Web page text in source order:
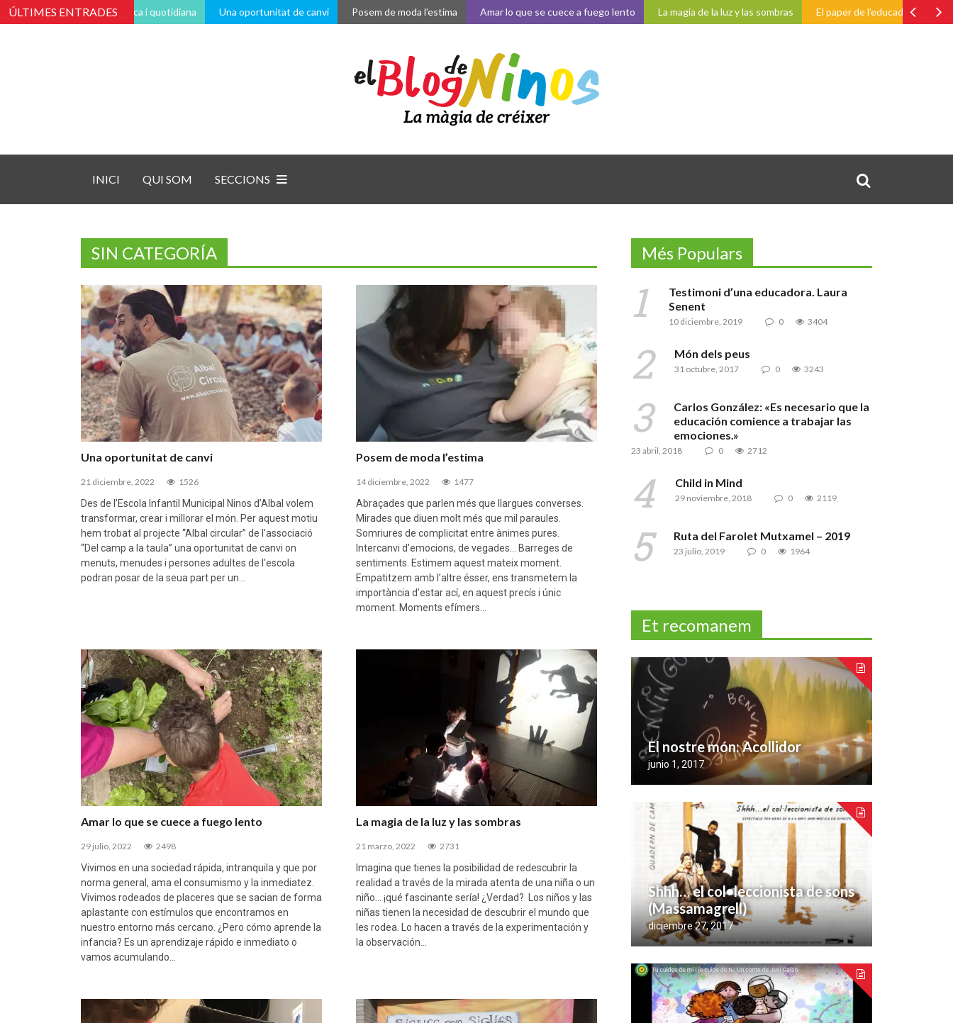
ÚLTIMES ENTRADES
de la vida pràctica i quotidiana Una oportunitat de canvi Posem de moda l’estima Amar lo que se cuece a fuego lento La magia de la luz y las sombras El paper de l’educador i l’educadora a
INICI QUI SOM SECCIONS
SIN CATEGORÍA
Una oportunitat de canvi
21 diciembre, 2022 1526
Des de l’Escola Infantil Municipal Ninos d’Albal volem
transformar, crear i millorar el món. Per aquest motiu
hem trobat al projecte “Albal circular” de l’associació
“Del camp a la taula” una oportunitat de canvi on
menuts, menudes i persones adultes de l’escola
podran posar de la seua part per un…
Posem de moda l’estima
14 diciembre, 2022 1477
Abraçades que parlen més que llargues converses.
Mirades que diuen molt més que mil paraules.
Somriures de complicitat entre ànimes pures.
Intercanvi d’emocions, de vegades… Barreges de
sentiments. Estimem aquest mateix moment.
Empatitzem amb l’altre ésser, ens transmetem la
importància d’estar ací, en aquest precís i únic
moment. Moments efímers…
Amar lo que se cuece a fuego lento
29 julio, 2022 2498
Vivimos en una sociedad rápida, intranquila y que por
norma general, ama el consumismo y la inmediatez.
Vivimos rodeados de placeres que se sacian de forma
aplastante con estímulos que encontramos en
nuestro entorno más cercano. ¿Pero cómo aprende la
infancia? Es un aprendizaje rápido e inmediato o
vamos acumulando…
La magia de la luz y las sombras
21 marzo, 2022 2731
Imagina que tienes la posibilidad de redescubrir la
realidad a través de la mirada atenta de una niña o un
niño… ¡qué fascinante sería! ¿Verdad? Los niños y las
niñas tienen la necesidad de descubrir el mundo que
les rodea. Lo hacen a través de la experimentación y
la observación…
ENTRADES
ANTIGUES
Més Populars
Testimoni d’una educadora. Laura
Senent
10 diciembre, 2019 0 3404
Món dels peus
31 octubre, 2017 0 3243
Carlos González: «Es necesario que la
educación comience a trabajar las
emociones.»
23 abril, 2018 0 2712
Child in Mind
29 noviembre, 2018 0 2119
Ruta del Farolet Mutxamel – 2019
23 julio, 2019 0 1964
Et recomanem
El nostre món: Acollidor
junio 1, 2017
Shhh… el col•leccionista de sons
(Massamagrell)
diciembre 27, 2017